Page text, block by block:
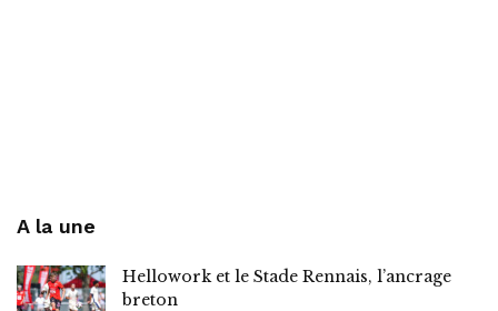
A la une
Hellowork et le Stade Rennais, l’ancrage
breton